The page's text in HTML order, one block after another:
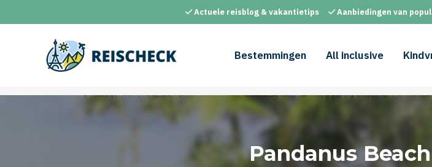
naar
Actuele reisblog & vakantietips Aanbiedingen van
Bestemmingen All inclusive
Pandanus